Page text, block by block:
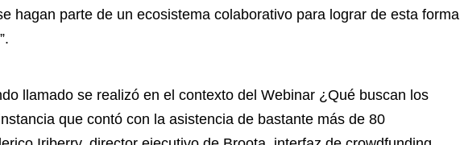
hagan parte de un ecosistema colaborativo para lograr de esta forma
llamado se realizó en el contexto del Webinar ¿Qué buscan los
que contó con la asistencia de bastante más de 80